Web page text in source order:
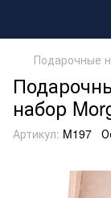
Подарочные
набор
Артикул: M197